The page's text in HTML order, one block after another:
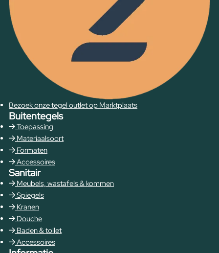
Bezoek onze tegel outlet op Marktplaats
Buitentegels
Toepassing
Materiaalsoort
Formaten
Accessoires
Sanitair
Meubels, wastafels & kommen
Spiegels
Kranen
Douche
Baden & toilet
Accessoires